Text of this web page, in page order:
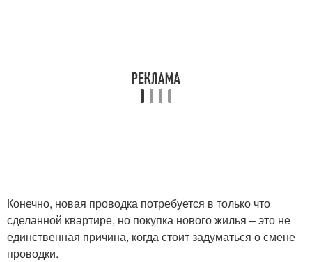
Конечно, новая проводка потребуется в только что
сделанной квартире, но покупка нового жилья – это не
единственная причина, когда стоит задуматься о смене
проводки.